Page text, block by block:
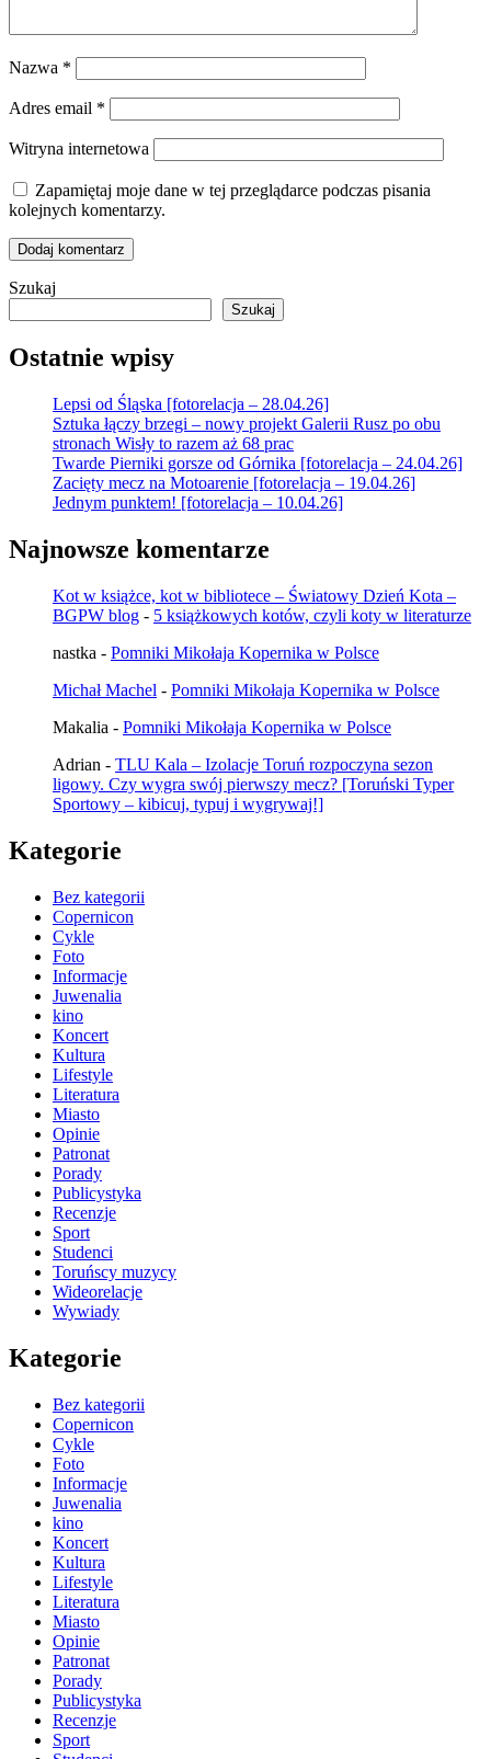
Nazwa *
Adres email *
Witryna internetowa
Zapamiętaj moje dane w tej przeglądarce podczas pisania
kolejnych komentarzy.
Szukaj
Szukaj
Ostatnie wpisy
Lepsi od Śląska [fotorelacja – 28.04.26]
Sztuka łączy brzegi – nowy projekt Galerii Rusz po obu
stronach Wisły to razem aż 68 prac
Twarde Pierniki gorsze od Górnika [fotorelacja – 24.04.26]
Zacięty mecz na Motoarenie [fotorelacja – 19.04.26]
Jednym punktem! [fotorelacja – 10.04.26]
Najnowsze komentarze
Kot w książce, kot w bibliotece – Światowy Dzień Kota –
BGPW blog - 5 książkowych kotów, czyli koty w literaturze
nastka - Pomniki Mikołaja Kopernika w Polsce
Michał Machel - Pomniki Mikołaja Kopernika w Polsce
Makalia - Pomniki Mikołaja Kopernika w Polsce
Adrian - TLU Kala – Izolacje Toruń rozpoczyna sezon
ligowy. Czy wygra swój pierwszy mecz? [Toruński Typer
Sportowy – kibicuj, typuj i wygrywaj!]
Kategorie
Bez kategorii
Copernicon
Cykle
Foto
Informacje
Juwenalia
kino
Koncert
Kultura
Lifestyle
Literatura
Miasto
Opinie
Patronat
Porady
Publicystyka
Recenzje
Sport
Studenci
Toruńscy muzycy
Wideorelacje
Wywiady
Kategorie
Bez kategorii
Copernicon
Cykle
Foto
Informacje
Juwenalia
kino
Koncert
Kultura
Lifestyle
Literatura
Miasto
Opinie
Patronat
Porady
Publicystyka
Recenzje
Sport